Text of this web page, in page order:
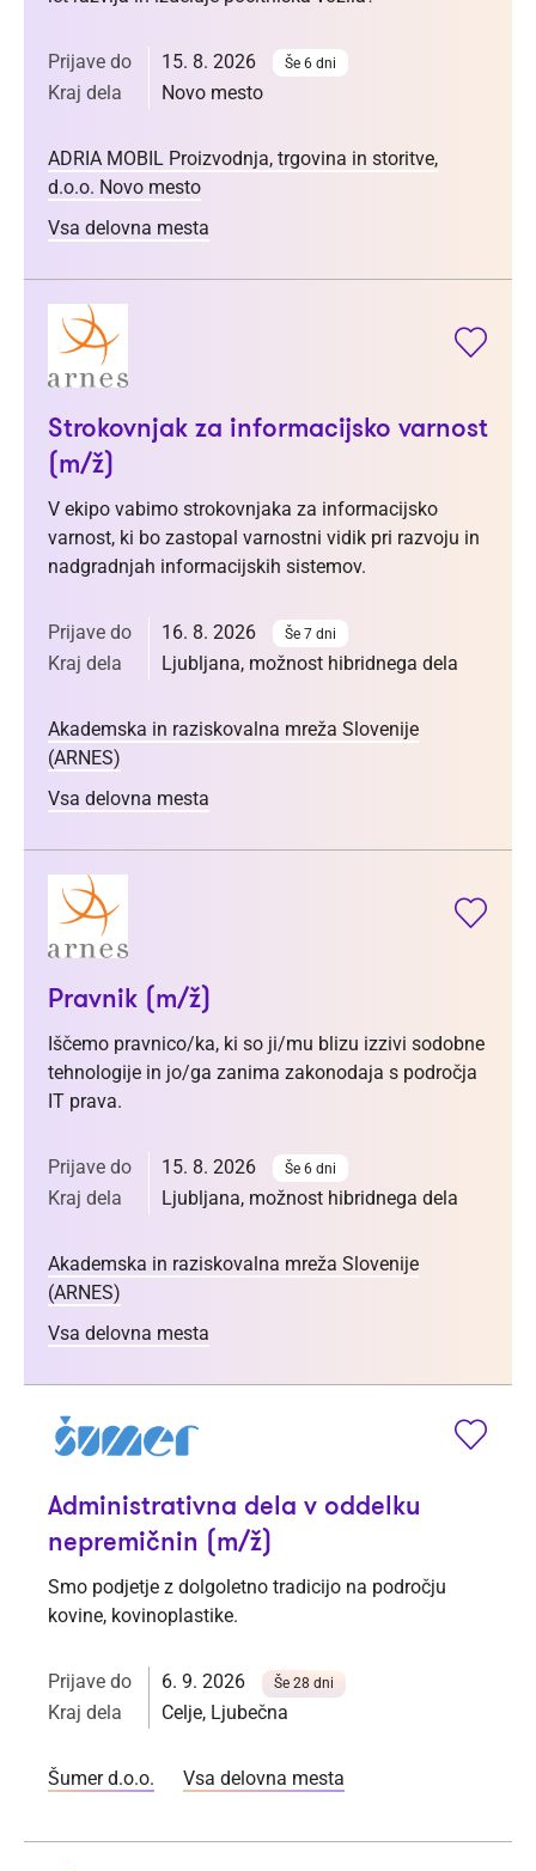
Prijave do 15. 8. 2026 Še 6 dni
Kraj dela Novo mesto
ADRIA MOBIL Proizvodnja, trgovina in storitve,
d.o.o. Novo mesto
Vsa delovna mesta
Strokovnjak za informacijsko varnost
(m/ž)
V ekipo vabimo strokovnjaka za informacijsko
varnost, ki bo zastopal varnostni vidik pri razvoju in
nadgradnjah informacijskih sistemov.
Prijave do 16. 8. 2026 Še 7 dni
Kraj dela Ljubljana, možnost hibridnega dela
Akademska in raziskovalna mreža Slovenije
(ARNES)
Vsa delovna mesta
Pravnik (m/ž)
Iščemo pravnico/ka, ki so ji/mu blizu izzivi sodobne
tehnologije in jo/ga zanima zakonodaja s področja
IT prava.
Prijave do 15. 8. 2026 Še 6 dni
Kraj dela Ljubljana, možnost hibridnega dela
Akademska in raziskovalna mreža Slovenije
(ARNES)
Vsa delovna mesta
Administrativna dela v oddelku
nepremičnin (m/ž)
Smo podjetje z dolgoletno tradicijo na področju
kovine, kovinoplastike.
Prijave do 6. 9. 2026 Še 28 dni
Kraj dela Celje, Ljubečna
Šumer d.o.o. Vsa delovna mesta